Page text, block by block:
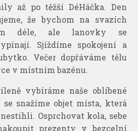
až po těžší DéHáčka. Den
že bychom na svazích
déle, ale lanovky se
Sjíždíme spokojení a
Večer dopřáváme tělu
v místním bazénu.
vybíráme naše oblíbené
snažíme objet místa, která
Osprchovat kola, sebe
prezenty v bezcelní